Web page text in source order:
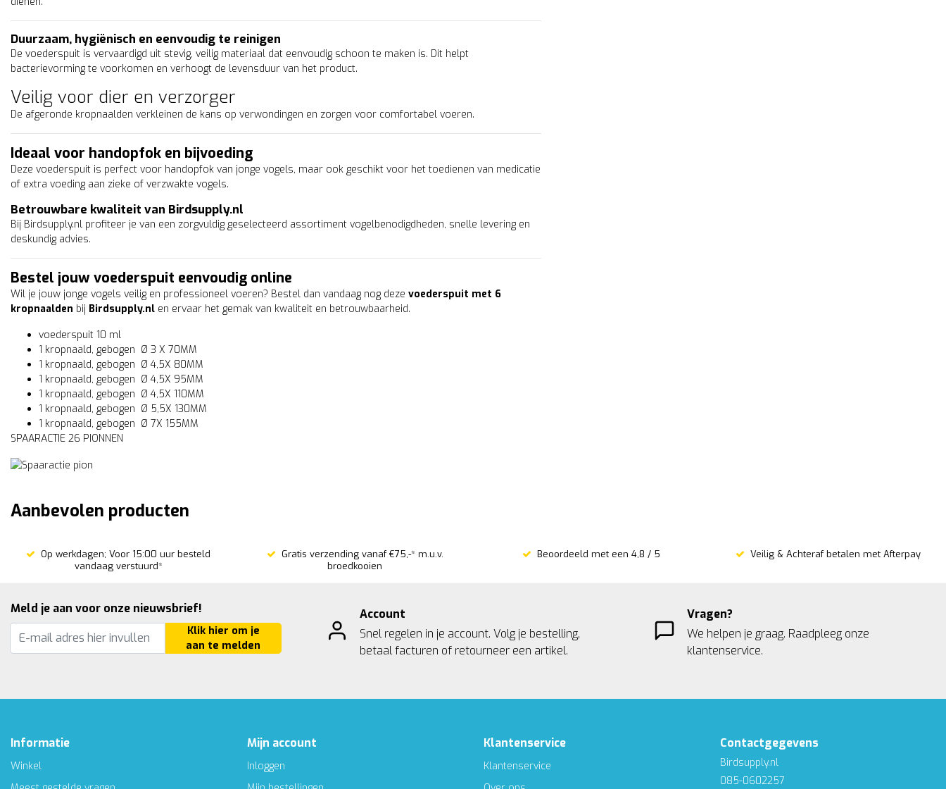
Duurzaam, hygiënisch en eenvoudig te reinigen
De voederspuit is vervaardigd uit stevig, veilig materiaal dat eenvoudig schoon te maken is. Dit helpt
bacterievorming te voorkomen en verhoogt de levensduur van het product.
Veilig voor dier en verzorger
De afgeronde kropnaalden verkleinen de kans op verwondingen en zorgen voor comfortabel voeren.
Ideaal voor handopfok en bijvoeding
Deze voederspuit is perfect voor handopfok van jonge vogels, maar ook geschikt voor het toedienen van medicatie
of extra voeding aan zieke of verzwakte vogels.
Betrouwbare kwaliteit van Birdsupply.nl
Bij Birdsupply.nl profiteer je van een zorgvuldig geselecteerd assortiment vogelbenodigdheden, snelle levering en
deskundig advies.
Bestel jouw voederspuit eenvoudig online
Wil je jouw jonge vogels veilig en professioneel voeren? Bestel dan vandaag nog deze voederspuit met 6
kropnaalden bij Birdsupply.nl en ervaar het gemak van kwaliteit en betrouwbaarheid.
voederspuit 10 ml
1 kropnaald, gebogen Ø 3 X 70MM
1 kropnaald, gebogen Ø 4,5X 80MM
1 kropnaald, gebogen Ø 4,5X 95MM
1 kropnaald, gebogen Ø 4,5X 110MM
1 kropnaald, gebogen Ø 5,5X 130MM
1 kropnaald, gebogen Ø 7X 155MM
SPAARACTIE 26 PIONNEN
Aanbevolen producten
Op werkdagen; Voor 15:00 uur besteld
vandaag verstuurd*
Gratis verzending vanaf €75,-* m.u.v.
broedkooien
Beoordeeld met een 4,8 / 5 Veilig & Achteraf betalen met Afterpay
Meld je aan voor onze nieuwsbrief!
Klik hier om je
aan te melden
Account
Snel regelen in je account. Volg je bestelling,
betaal facturen of retourneer een artikel.
Vragen?
We helpen je graag. Raadpleeg onze
klantenservice.
Informatie
Winkel
Mijn account
Inloggen
Klantenservice
Klantenservice
Contactgegevens
Birdsupply.nl
085-0602257